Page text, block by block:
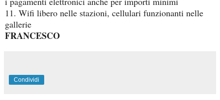
11. Wifi libero nelle stazioni, cellulari funzionanti nelle
gallerie
FRANCESCO
Condividi